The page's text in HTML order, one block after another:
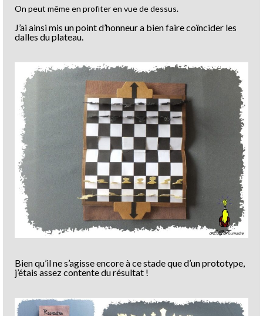
On peut même en profiter en vue de dessus.
J’ai ainsi mis un point d’honneur a bien faire coïncider les
dalles du plateau.
Bien qu’il ne s’agisse encore à ce stade que d’un prototype,
j’étais assez contente du résultat !